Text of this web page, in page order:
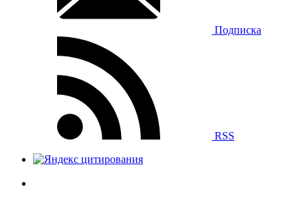
Подписка
RSS